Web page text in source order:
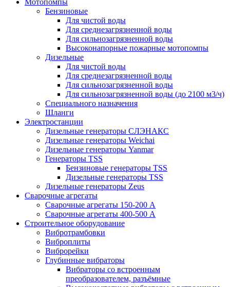
Мотопомпы
Бензиновые
Для чистой воды
Для среднезагрязненной воды
Для сильнозагрязненной воды
Высоконапорные пожарные мотопомпы
Дизельные
Для чистой воды
Для среднезагрязненной воды
Для сильнозагрязненной воды
Для сильнозагрязненной воды (до 2100 м3/ч)
Специального назначения
Шланги
Электростанции
Дизельные генераторы СЛЭНАКС
Дизельные генераторы Weichai
Дизельные генераторы Yanmar
Генераторы TSS
Бензиновые генераторы TSS
Дизельные генераторы TSS
Дизельные генераторы Zeus
Сварочные агрегаты
Сварочные агрегаты 150-200 А
Сварочные агрегаты 400-500 А
Строительное оборудование
Вибротрамбовки
Виброплиты
Виброрейки
Глубинные вибраторы
Вибраторы со встроенным
преобразователем, разъёмные